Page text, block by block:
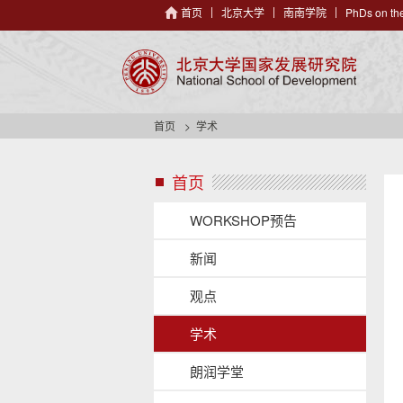
首页 北京大学 南南学院 PhDs on
首页 学术
首页 s
d
n
v
h
e
a
d
e
WORKSHOP预告
新闻
观点
学术
朗润学堂